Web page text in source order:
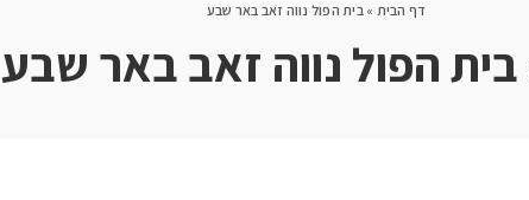
דף הבית »בית הפול נווה זאב באר שבע
בית הפול נווה זאב באר שבע